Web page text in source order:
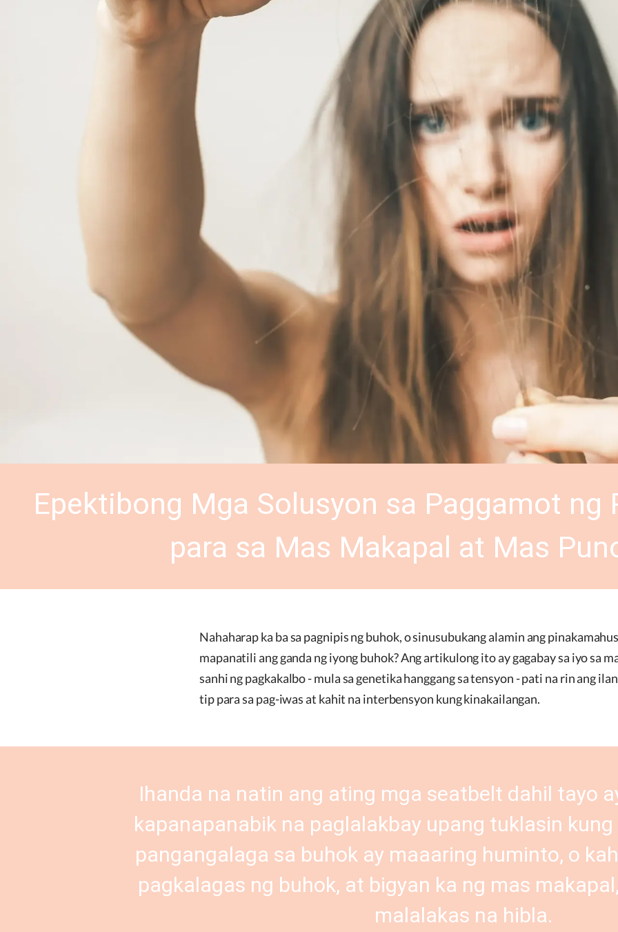
Epektibong Mga Solusyon sa Paggamot ng
para sa Mas Makapal at Mas
Nahaharap ka ba sa pagnipis ng buhok, o sinusubukang alamin ang
mapanatili ang ganda ng iyong buhok? Ang artikulong ito ay gagabay sa iyo sa
sanhi ng pagkakalbo - mula sa genetika hanggang sa tensyon - pati na rin ang
tip para sa pag-iwas at kahit na interbensyon kung kinakailangan.
Ihanda na natin ang ating mga seatbelt dahil tayo
kapanapanabik na paglalakbay upang tuklasin
pangangalaga sa buhok ay maaaring huminto, o
pagkalagas ng buhok, at bigyan ka ng mas
malalakas na hibla.